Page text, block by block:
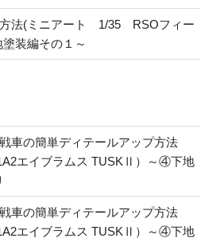
方法(ミニアート 1/35 RSOフィー
装編その１～
車の簡単ディテールアップ方法
エイブラムス TUSKⅡ）～④下地
車の簡単ディテールアップ方法
エイブラムス TUSKⅡ）～④下地